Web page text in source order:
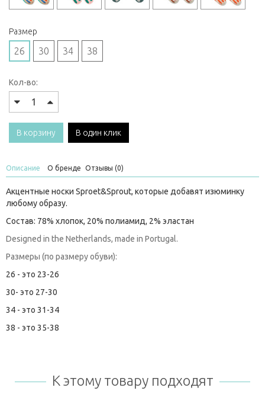
Размер
26 30 34 38
Кол-во:
В корзину В один клик
Описание О бренде Отзывы (0)
Акцентные носки Sproet&Sprout, которые добавят изюминку
любому образу.
Состав: 78% хлопок, 20% полиамид, 2% эластан
Designed in the Netherlands, made in Portugal.
Размеры (по размеру обуви):
26 - это 23-26
30- это 27-30
34 - это 31-34
38 - это 35-38
К этому товару подходят